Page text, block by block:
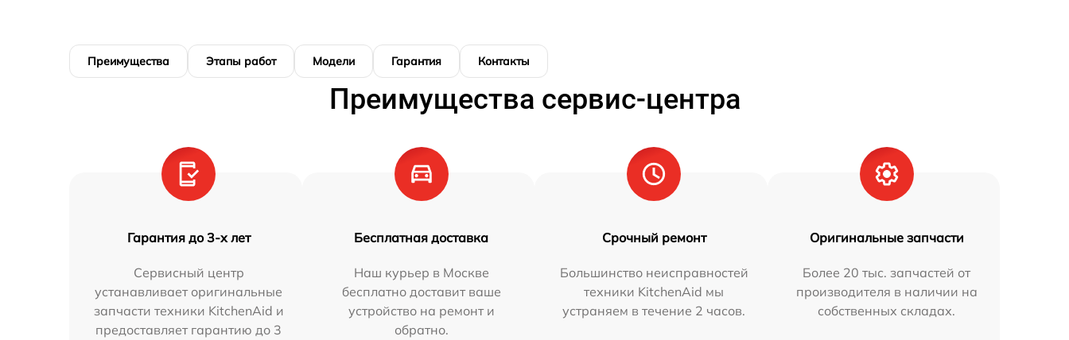
Преимущества Этапы работ Модели Гарантия Контакты
Преимущества сервис-центра
Гарантия до 3-х лет
Сервисный центр
устанавливает оригинальные
запчасти техники KitchenAid и
предоставляет гарантию до 3
Бесплатная доставка
Наш курьер в Москве
бесплатно доставит ваше
устройство на ремонт и
обратно.
Срочный ремонт
Большинство неисправностей
техники KitchenAid мы
устраняем в течение 2 часов.
Оригинальные запчасти
Более 20 тыс. запчастей от
производителя в наличии на
собственных складах.